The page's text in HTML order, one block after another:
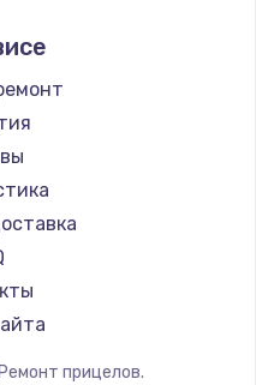
NNPO
Taigan
Thermal Scope
ConoTech
Легат
Athlon
Vision
прицелов.